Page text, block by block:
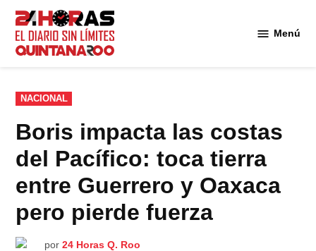
Saltar
contenido
Menú
PUBLICADO
EN
NACIONAL
Boris impacta las costas
del Pacífico: toca tierra
entre Guerrero y Oaxaca
pero pierde fuerza
por 24 Horas Q. Roo